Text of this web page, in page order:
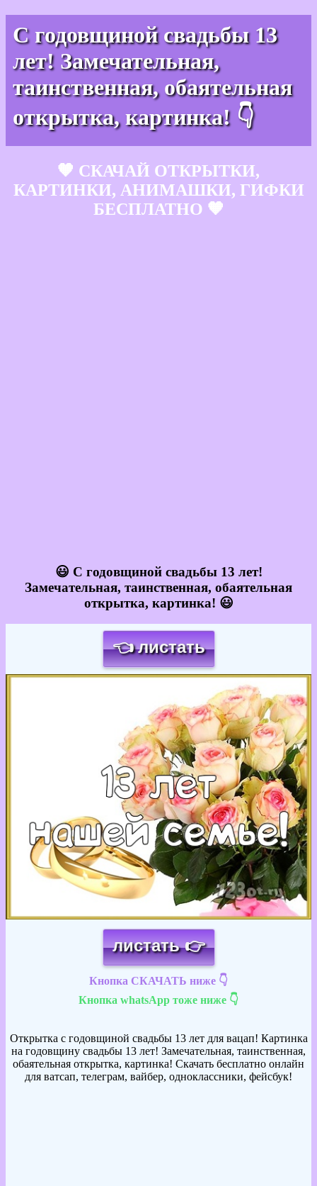
С годовщиной свадьбы 13
лет! Замечательная,
таинственная, обаятельная
открытка, картинка! 👇
🧡 СКАЧАЙ ОТКРЫТКИ,
КАРТИНКИ, АНИМАШКИ, ГИФКИ
БЕСПЛАТНО 🧡
😃 С годовщиной свадьбы 13 лет!
Замечательная, таинственная, обаятельная
открытка, картинка! 😃
👈 листать
листать 👉
Кнопка СКАЧАТЬ ниже 👇
Кнопка whatsApp тоже ниже 👇
Открытка с годовщиной свадьбы 13 лет для вацап! Картинка
на годовщину свадьбы 13 лет! Замечательная, таинственная,
обаятельная открытка, картинка! Скачать бесплатно онлайн
для ватсап, телеграм, вайбер, одноклассники, фейсбук!